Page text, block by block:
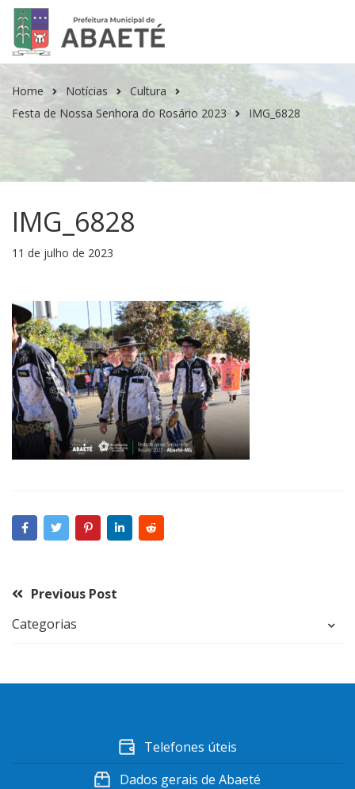
Home Notícias
Cultura
Festa de Nossa Senhora do Rosário 2023
IMG_6828
IMG_6828
11 de julho de 2023
Previous Post
Categorias
Telefones úteis
Dados gerais de Abaeté